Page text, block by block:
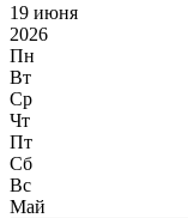
19 июня
2026
Пн
Вт
Ср
Чт
Пт
Сб
Вс
Май